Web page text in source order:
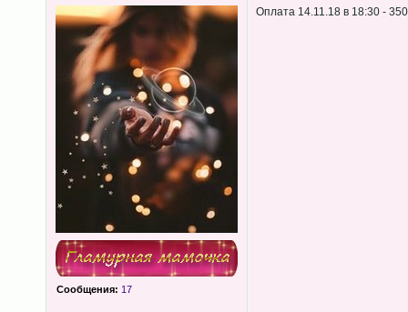
Сообщения: 17
Оплата 14.11.18 в 18:30 -